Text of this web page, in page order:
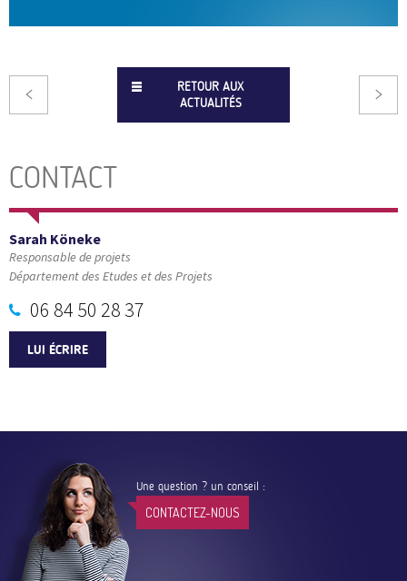
RETOUR AUX
ACTUALITÉS
CONTACT
Sarah Köneke
Responsable de projets
Département des Etudes et des Projets
06 84 50 28 37
LUI ÉCRIRE
Une question ? un conseil :
CONTACTEZ-NOUS